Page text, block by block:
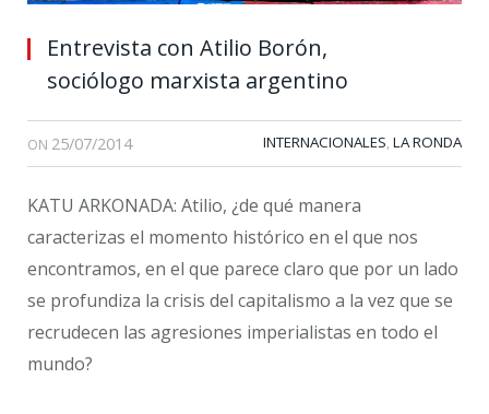
Entrevista con Atilio Borón,
sociólogo marxista argentino
ON 25/07/2014 INTERNACIONALES, LA RONDA
KATU ARKONADA: Atilio, ¿de qué manera
caracterizas el momento histórico en el que nos
encontramos, en el que parece claro que por un lado
se profundiza la crisis del capitalismo a la vez que se
recrudecen las agresiones imperialistas en todo el
mundo?